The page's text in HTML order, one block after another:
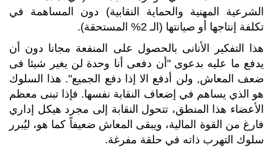
الشرعية المهنية والحماية النقابية) دون المساهمة في
تكلفة إنتاجها أو صيانتها (الـ 2% المستحقة).
هذا التفكير الأنانى بالحصول على المنفعة مجانا دون أن
يدفع ما عليه بدعوى "أن دفعى أنا وحدة لن يغير شيئا فى
ضعف المعاش, ولن أدفع الا إذا دفع الجميع". هذا السلوك
هو الذي يساهم في إضعاف النقابة نفسها. فإذا تبنى معظم
الأعضاء هذا المنطق، تتحول النقابة إلى مجرد هيكل إداري
فارغ من القوة المالية، ويبقى المعاش ضعيفاً كما هو، ليُبرر
سلوك التهرب ذاته في حلقة مفرغة.